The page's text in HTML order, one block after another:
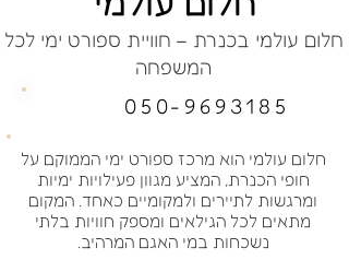
חלום עולמי בכנרת – חוויית ספורט ימי לכל
המשפחה
050-9693185
חלום עולמי הוא מרכז ספורט ימי הממוקם על
חופי הכנרת, המציע מגוון פעילויות ימיות
ומרגשות לתיירים ולמקומיים כאחד. המקום
מתאים לכל הגילאים ומספק חוויות בלתי
נשכחות במי האגם המרהיב.